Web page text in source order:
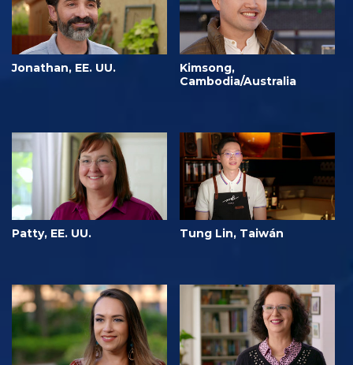
Jonathan, EE. UU.
Kimsong,
Cambodia/Australia
Patty, EE. UU. Tung Lin, Taiwán